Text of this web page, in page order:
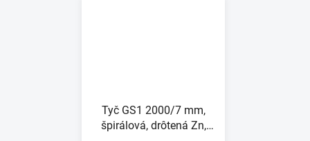
Tyč GS1 2000/7 mm,
špirálová, drôtená Zn,